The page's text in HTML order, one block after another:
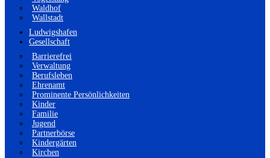
Waldhof
Wallstadt
Ludwigshafen
Gesellschaft
Barrierefrei
Verwaltung
Berufsleben
Ehrenamt
Prominente Persönlichkeiten
Kinder
Familie
Jugend
Partnerbörse
Kindergärten
Kirchen